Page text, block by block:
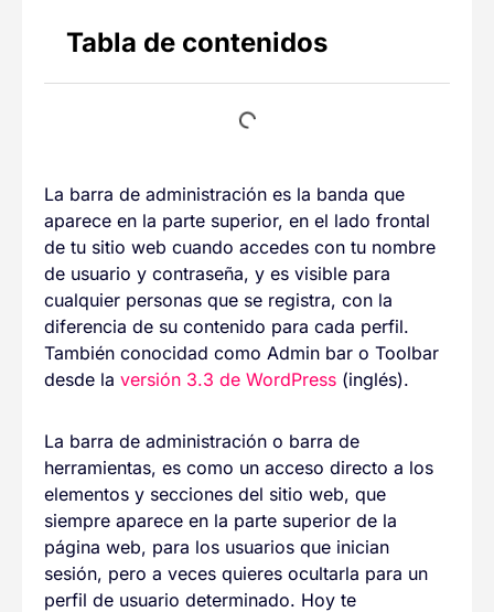
Tabla de contenidos
La barra de administración es la banda que
aparece en la parte superior, en el lado frontal
de tu sitio web cuando accedes con tu nombre
de usuario y contraseña, y es visible para
cualquier personas que se registra, con la
diferencia de su contenido para cada perfil.
También conocidad como Admin bar o Toolbar
desde laversión 3.3 de WordPress (inglés).
La barra de administración o barra de
herramientas, es como un acceso directo a los
elementos y secciones del sitio web, que
siempre aparece en la parte superior de la
página web, para los usuarios que inician
sesión, pero a veces quieres ocultarla para un
perfil de usuario determinado. Hoy te